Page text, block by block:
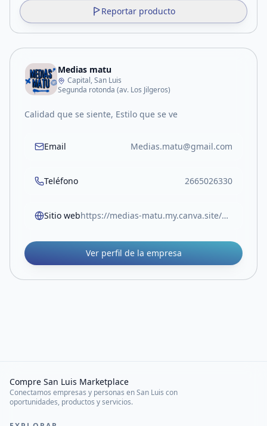
Reportar producto
Medias matu
Capital, San Luis
Segunda rotonda (av. Los Jilgeros)
Calidad que se siente, Estilo que se ve
Email Medias.matu@gmail.com
Teléfono 2665026330
Sitio web https://medias-matu.my.canva.site/medias-matu
Ver perfil de la empresa
Compre San Luis Marketplace
Conectamos empresas y personas en San Luis con
oportunidades, productos y servicios.